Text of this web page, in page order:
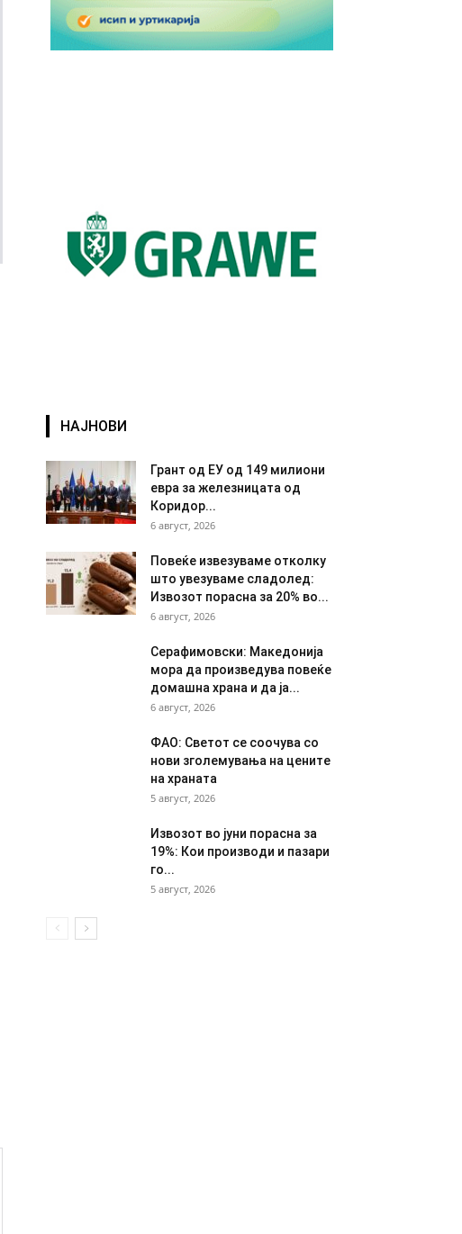
НАЈНОВИ
Грант од ЕУ од 149 милиони
евра за железницата од
Коридор...
6 август, 2026
Повеќе извезуваме отколку
што увезуваме сладолед:
Извозот порасна за 20% во...
6 август, 2026
Серафимовски: Македонија
мора да произведува повеќе
домашна храна и да ја...
6 август, 2026
ФАО: Светот се соочува со
нови зголемувања на цените
на храната
5 август, 2026
Извозот во јуни порасна за
19%: Кои производи и пазари
го...
5 август, 2026